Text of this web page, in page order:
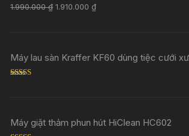
Rated 5.00
out of 5
1.990.000₫ 1.910.000₫
Máy lau sàn Kraffer KF60 dùng tiệc cưới
Máy giặt thảm phun hút HiClean HC602